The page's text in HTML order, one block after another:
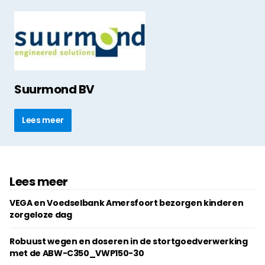
Suurmond BV
Lees meer
Lees meer
VEGA en Voedselbank Amersfoort bezorgen kinderen
zorgeloze dag
Robuust wegen en doseren in de stortgoedverwerking
met de ABW-C350_VWP150-30